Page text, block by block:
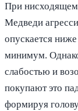
При нисходящем
Медведи
опускается
минимум.
слабостью и
покупают это
формируя